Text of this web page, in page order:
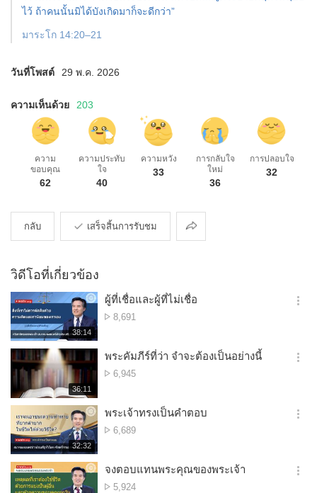
ไว้ ถ้าคนนั้นมิได้บังเกิดมาก็จะดีกว่า”
มาระโก 14:20–21
วันที่โพสต์ 29 พ.ค. 2026
ความเห็นด้วย 203
ความ
ขอบคุณ
62
ความประทับ
ใจ
40
ความหวัง
33
การกลับใจ
ใหม่
36
การปลอบใจ
32
กลับ เสร็จสิ้นการรับชม
การ
แบ่ง
วิดีโอที่เกี่ยวข้อง
재
생
시
간
38:14
ผู้ที่เชื่อและผู้ที่ไม่เชื่อ
จำนวน
8,691
옵
기
재
생
시
간
36:11
พระคัมภีร์ที่ว่า จำจะต้องเป็นอย่างนี้
จำนวน
6,945
옵
기
재
생
시
간
32:32
พระเจ้าทรงเป็นคำตอบ
จำนวน
6,689
옵
기
จงตอบแทนพระคุณของพระเจ้า
จำนวน
5,924
옵